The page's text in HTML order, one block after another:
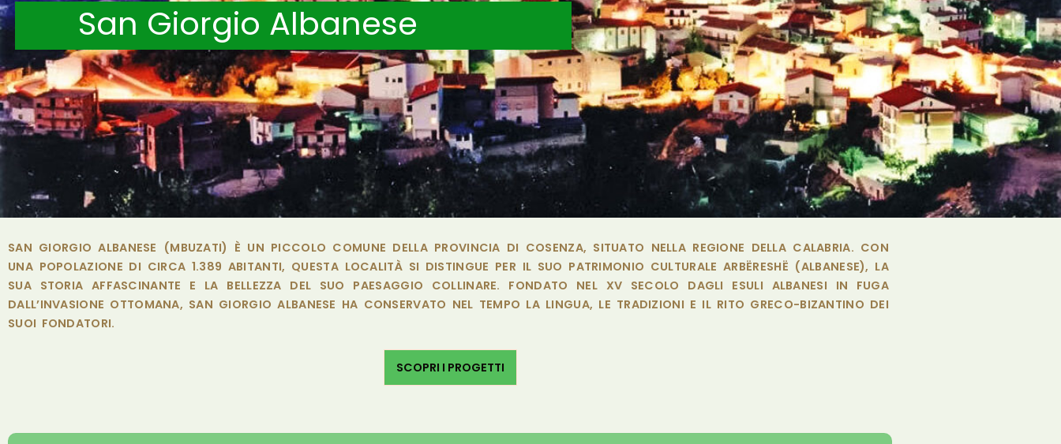
San Giorgio Albanese
SAN GIORGIO ALBANESE (MBUZATI) È UN PICCOLO COMUNE DELLA PROVINCIA DI COSENZA, SITUATO NELLA REGIONE DELLA CALABRIA. CON
UNA POPOLAZIONE DI CIRCA 1.389 ABITANTI, QUESTA LOCALITÀ SI DISTINGUE PER IL SUO PATRIMONIO CULTURALE ARBËRESHË (ALBANESE), LA
SUA STORIA AFFASCINANTE E LA BELLEZZA DEL SUO PAESAGGIO COLLINARE. FONDATO NEL XV SECOLO DAGLI ESULI ALBANESI IN FUGA
DALL’INVASIONE OTTOMANA, SAN GIORGIO ALBANESE HA CONSERVATO NEL TEMPO LA LINGUA, LE TRADIZIONI E IL RITO GRECO-BIZANTINO DEI
SUOI FONDATORI.
SCOPRI I PROGETTI